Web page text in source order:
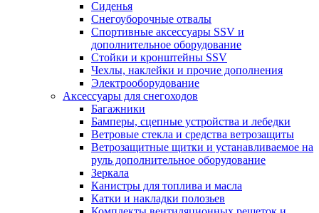
Сиденья
Снегоуборочные отвалы
Спортивные аксессуары SSV и
дополнительное оборудование
Стойки и кронштейны SSV
Чехлы, наклейки и прочие дополнения
Электрооборудование
Аксессуары для снегоходов
Багажники
Бамперы, сцепные устройства и лебедки
Ветровые стекла и средства ветрозащиты
Ветрозащитные щитки и устанавливаемое на
руль дополнительное оборудование
Зеркала
Канистры для топлива и масла
Катки и накладки полозьев